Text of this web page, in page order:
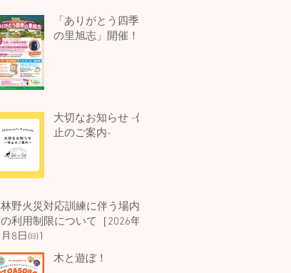
「ありがとう四季
の里旭志」開催！
大切なお知らせ -休
止のご案内-
林野火災対応訓練に伴う場内
の利用制限について［2026年3
月8日㈰］
木と遊ぼ！